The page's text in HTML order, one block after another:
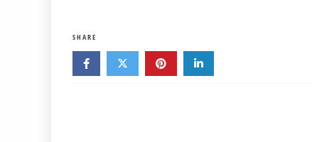
SHARE